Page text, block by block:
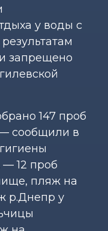
у воды с
запрещено
147 проб
сообщили в
12 проб
пляж на
р.Днепр у